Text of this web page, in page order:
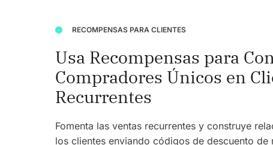
RECOMPENSAS PARA CLIENTES
Usa Recompensas para
Compradores Únicos en
Recurrentes
Fomenta las ventas recurrentes y construye
los clientes enviando códigos de descuento de